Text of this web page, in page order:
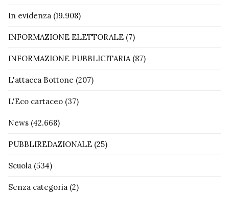
In evidenza (19.908)
INFORMAZIONE ELETTORALE (7)
INFORMAZIONE PUBBLICITARIA(87)
L'attacca Bottone (207)
L'Eco cartaceo (37)
News (42.668)
PUBBLIREDAZIONALE (25)
Scuola (534)
Senza categoria (2)